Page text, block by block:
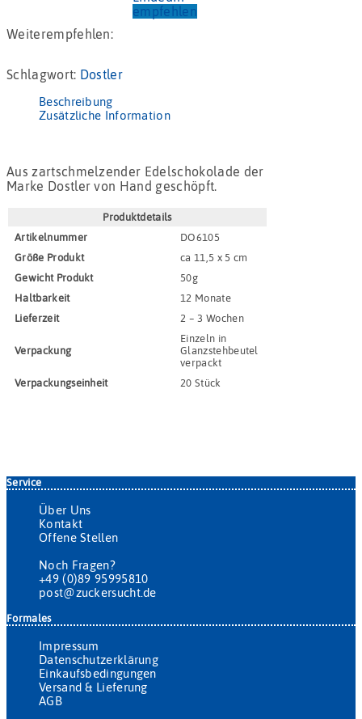
Weiterempfehlen:
Schlagwort: Dostler
Beschreibung
Zusätzliche Information
Aus zartschmelzender Edelschokolade der
Marke Dostler von Hand geschöpft.
Produktdetails
Artikel­nummer
DO6105
Größe Produkt
ca 11,5 x 5 cm
Gewicht Produkt
50g
Haltbar­keit
12 Monate
Lieferzeit
2 – 3 Wochen
Verpackung
Einzeln in
Glanzstehbeutel
verpackt
Verpackungs­einheit
20 Stück
Service
Über Uns
Kontakt
Offene Stellen
Noch Fragen?
+49 (0)89 95995810
post@zuckersucht.de
Formales
Impressum
Datenschutzerklärung
Einkaufsbedingungen
Versand & Lieferung
AGB